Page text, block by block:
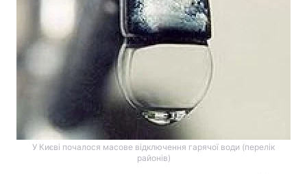
У Києві почалося масове відключення гарячої води (перелік
районів)